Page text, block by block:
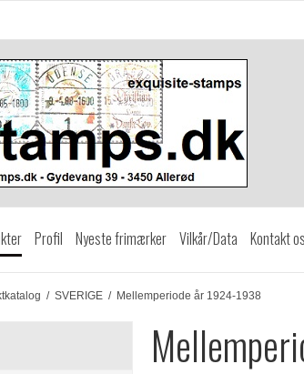
Profil Nyeste frimærker Vilkår/Data Kontakt os
/ SVERIGE / Mellemperiode år 1924-1938